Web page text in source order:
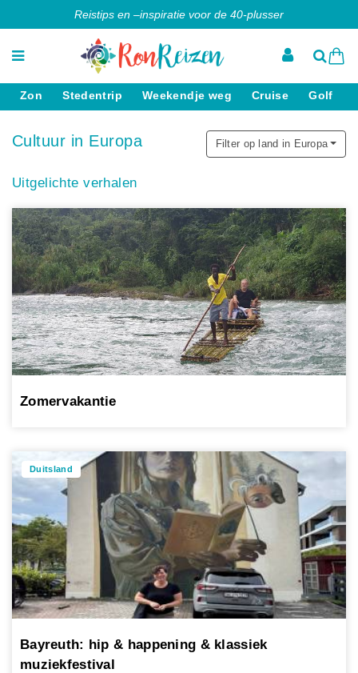
Reistips en –inspiratie voor de 40-plusser
Zon Stedentrip Weekendje weg Cruise Golf
Cultuur in Europa Filter op land in Europa
Uitgelichte verhalen
Zomervakantie
Duitsland
Bayreuth: hip & happening & klassiek
muziekfestival